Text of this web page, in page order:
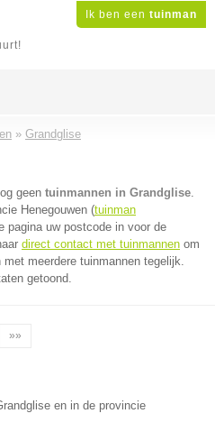
Ik ben een tuinman
» Grandglise
geen tuinmannen in Grandglise.
Henegouwen (tuinman
pagina uw postcode in voor de
direct contact met tuinmannen om
meerdere tuinmannen tegelijk.
getoond.
»»
en in de provincie